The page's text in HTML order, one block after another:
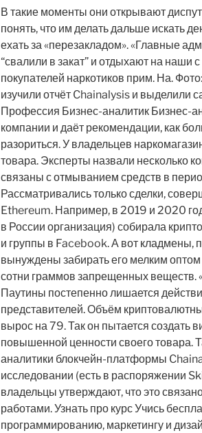
В такие моменты они открывают
понять, что им делать дальше искать
ехать за «перезакладом». «Главные
“свалили в закат” и отдыхают на наши
покупателей наркотиков прим. На.
изучили отчёт Chainalysis и
Профессия Бизнес-аналитик Бизнес-
компании и даёт рекомендации, как
разориться. У владельцев
товара. Эксперты назвали несколько
связаны с отмыванием средств в
Рассматривались только сделки,
Ethereum. Например, в 2019 и 2020
в России организация) собирала
и группы в Facebook. А вот кладмены,
вынуждены забирать его мелким оптом
сотни граммов запрещенных веществ.
Паутины постепенно лишается
представителей. Объём
вырос на 79. Так он пытается создать
повышенной ценности своего товара.
аналитики блокчейн-платформы
исследовании (есть в распоряжении
владельцы утверждают, что это
работами. Узнать про курс Учись
программированию, маркетингу и